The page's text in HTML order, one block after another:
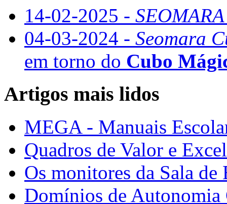
14-02-2025 -
04-03-2024 - Seomara
em torno do Cubo
Artigos mais lidos
MEGA - Manuais
Quadros de Valor e
Os monitores da Sala de
Domínios de Autonomia